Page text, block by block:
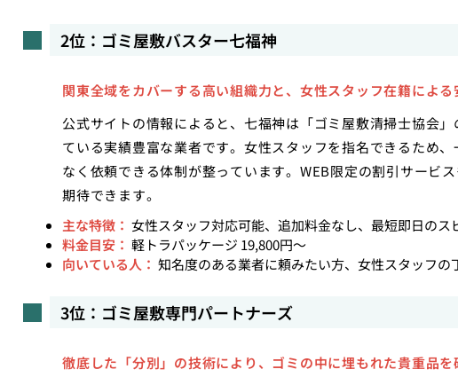
2位：ゴミ屋敷バスター七福神
関東全域をカバーする高い組織力と、女性スタッフ在籍による
公式サイトの情報によると、七福神は「ゴミ屋敷清掃士協会
ている実績豊富な業者です。女性スタッフを指名できるため
なく依頼できる体制が整っています。WEB限定の割引サービ
期待できます。
主な特徴： 女性スタッフ対応可能、追加料金なし、最短即日のス
料金目安： 軽トラパッケージ 19,800円〜
向いている人： 知名度のある業者に頼みたい方、女性スタッフの
3位：ゴミ屋敷専門パートナーズ
徹底した「分別」の技術により、ゴミの中に埋もれた貴重品を